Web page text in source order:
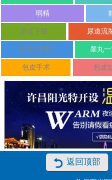
弱精
尿道下裂 尿道流
割包皮费用 睾丸
包皮手术 包皮
返回顶部